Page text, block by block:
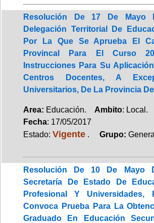
Resolución De 17 De Mayo
Delegación Territorial De
Por La Que Se Aprueba El
Provincal Para El Curso
Instrucciones Para Su
Centros Docentes, A
Universitarios, De La Provincia
Area: Educación. Ambito: Local.
Fecha: 17/05/2017
Estado: Vigente . Grupo: General
Resolución De 10 De Mayo
Secretaría De Estado De
Profesional Y
Convoca Prueba Para La
Graduado En Educación